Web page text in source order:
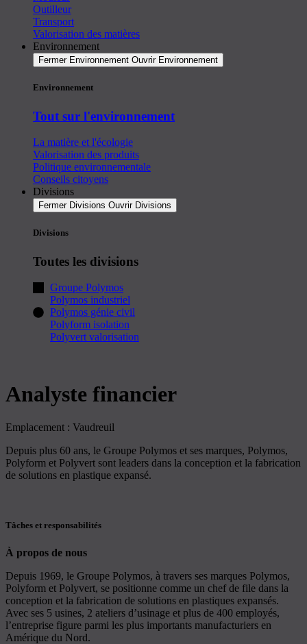
Outilleur
Transport
Valorisation des matières
Environnement
Fermer Environnement Ouvrir Environnement
Environnement
Tout sur l'environnement
La matière et l'écologie
Valorisation des produits
Politique environnementale
Conseils citoyens
Divisions
Fermer Divisions Ouvrir Divisions
Divisions
Toutes les divisions
Groupe Polymos
Polymos industriel
Polymos génie civil
Polyform isolation
Polyvert valorisation
Analyste financier
Emplacement : Vaudreuil
Depuis plus 60 ans, le Groupe Polymos et ses marques, Polymos,
Polyform et Polyvert sont leaders dans la conception et la fabrication
de solutions en plastique expansé.
Tâches et responsabilités
À propos de nous
Depuis 1969, le Groupe Polymos, à travers ses marques Polymos,
Polyform et Polyvert, se positionne comme un chef de file dans la
conception et la fabrication de solutions en plastiques expansés.
Avec ses 5 usines, 2 ateliers d’usinage et plus de 400 employés,
l’entreprise figure parmi les plus importants manufacturiers en
Amérique du Nord.